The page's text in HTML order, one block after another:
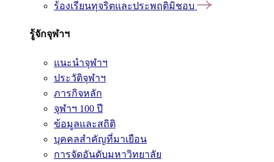
ร้องเรียนทุจริตและประพฤติมิชอบ
รู้จักจุฬาฯ
แนะนำจุฬาฯ
ประวัติจุฬาฯ
ภารกิจหลัก
จุฬาฯ 100 ปี
ข้อมูลและสถิติ
บุคคลสำคัญที่มาเยือน
การจัดอันดับมหาวิทยาลัย